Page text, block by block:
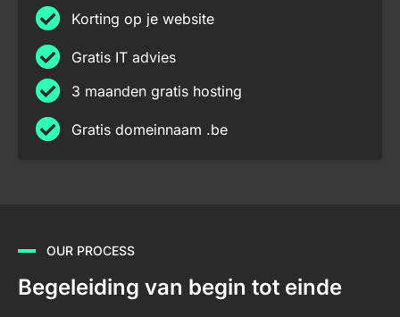
Korting op je website
Gratis IT advies
3 maanden gratis hosting
Gratis domeinnaam .be
OUR PROCESS
Begeleiding van begin tot einde